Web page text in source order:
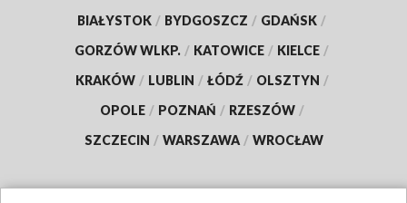
BIAŁYSTOK / BYDGOSZCZ / GDAŃSK /
GORZÓW WLKP. / KATOWICE / KIELCE /
KRAKÓW / LUBLIN / ŁÓDŹ / OLSZTYN /
OPOLE / POZNAŃ / RZESZÓW /
SZCZECIN / WARSZAWA / WROCŁAW